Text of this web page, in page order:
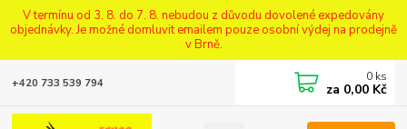
V termínu od 3. 8. do 7. 8. nebudou z důvodu dovolené expedovány
objednávky. Je možné domluvit emailem pouze osobní výdej na prodejně
v Brně.
+420 733 539 794 0 ks
za 0,00 Kč